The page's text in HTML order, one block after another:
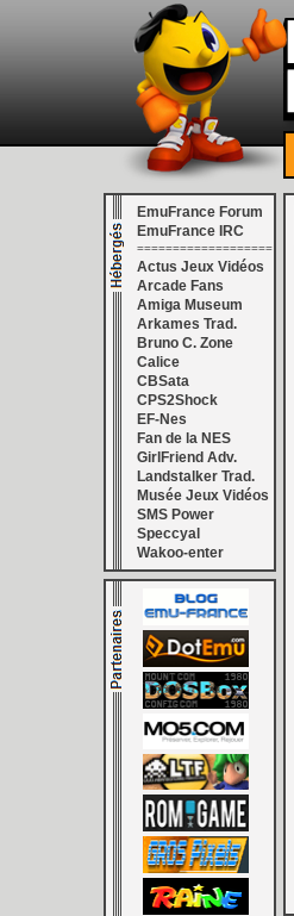
EmuFrance Forum
EmuFrance IRC
===================
Actus Jeux Vidéos
Arcade Fans
Amiga Museum
Arkames Trad.
Bruno C. Zone
Calice
CBSata
CPS2Shock
EF-Nes
Fan de la NES
GirlFriend Adv.
Landstalker Trad.
Musée Jeux Vidéos
SMS Power
Speccyal
Wakoo-enter